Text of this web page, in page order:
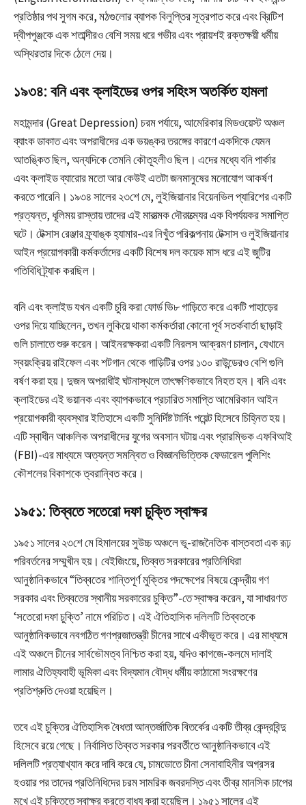
প্রতিষ্ঠার পথ সুগম করে, মঠগুলোর ব্যাপক বিলুপ্তির সূত্রপাত করে এবং ব্রিটিশ
দ্বীপপুঞ্জকে এক শতাব্দীরও বেশি সময় ধরে গভীর এবং প্রায়শই রক্তক্ষয়ী ধর্মীয়
অস্থিরতার দিকে ঠেলে দেয়।
১৯৩৪: বনি এবং ক্লাইডের ওপর সহিংস অতর্কিত হামলা
মহামন্দার (Great Depression) চরম পর্যায়ে, আমেরিকার মিডওয়েস্ট অঞ্চল
ব্যাংক ডাকাত এবং অপরাধীদের এক ভয়ঙ্কর তরঙ্গের কারণে একদিকে যেমন
আতঙ্কিত ছিল, অন্যদিকে তেমনি কৌতূহলীও ছিল। এদের মধ্যে বনি পার্কার
এবং ক্লাইড ব্যারোর মতো আর কেউই এতটা জনমানুষের মনোযোগ আকর্ষণ
করতে পারেনি। ১৯৩৪ সালের ২৩শে মে, লুইজিয়ানার বিয়েনভিল প্যারিশের একটি
প্রত্যন্ত, ধূলিময় রাস্তায় তাদের এই মারাত্মক দৌরাত্ম্যের এক বিপর্যয়কর সমাপ্তি
ঘটে। টেক্সাস রেঞ্জার ফ্র্যাঙ্ক হ্যামার-এর নিখুঁত পরিকল্পনায় টেক্সাস ও লুইজিয়ানার
আইন প্রয়োগকারী কর্মকর্তাদের একটি বিশেষ দল কয়েক মাস ধরে এই জুটির
গতিবিধি ট্র্যাক করছিল।
বনি এবং ক্লাইড যখন একটি চুরি করা ফোর্ড ভি৮ গাড়িতে করে একটি পাহাড়ের
ওপর দিয়ে যাচ্ছিলেন, তখন লুকিয়ে থাকা কর্মকর্তারা কোনো পূর্ব সতর্কবার্তা ছাড়াই
গুলি চালাতে শুরু করেন। আইনরক্ষকরা একটি নিরলস আক্রমণ চালান, যেখানে
স্বয়ংক্রিয় রাইফেল এবং শটগান থেকে গাড়িটির ওপর ১৩০ রাউন্ডেরও বেশি গুলি
বর্ষণ করা হয়। দুজন অপরাধীই ঘটনাস্থলে তাৎক্ষণিকভাবে নিহত হন। বনি এবং
ক্লাইডের এই ভয়ানক এবং ব্যাপকভাবে প্রচারিত সমাপ্তি আমেরিকান আইন
প্রয়োগকারী ব্যবস্থার ইতিহাসে একটি সুনির্দিষ্ট টার্নিং পয়েন্ট হিসেবে চিহ্নিত হয়।
এটি স্বাধীন আঞ্চলিক অপরাধীদের যুগের অবসান ঘটায় এবং প্রারম্ভিক এফবিআই
(FBI)-এর মাধ্যমে অত্যন্ত সমন্বিত ও বিজ্ঞানভিত্তিক ফেডারেল পুলিশিং
কৌশলের বিকাশকে ত্বরান্বিত করে।
১৯৫১: তিব্বতে সতেরো দফা চুক্তি স্বাক্ষর
১৯৫১ সালের ২৩শে মে হিমালয়ের সুউচ্চ অঞ্চলে ভূ-রাজনৈতিক বাস্তবতা এক রূঢ়
পরিবর্তনের সম্মুখীন হয়। বেইজিংয়ে, তিব্বত সরকারের প্রতিনিধিরা
আনুষ্ঠানিকভাবে “তিব্বতের শান্তিপূর্ণ মুক্তির পদক্ষেপের বিষয়ে কেন্দ্রীয় গণ
সরকার এবং তিব্বতের স্থানীয় সরকারের চুক্তি”-তে স্বাক্ষর করেন, যা সাধারণত
‘সতেরো দফা চুক্তি’ নামে পরিচিত। এই ঐতিহাসিক দলিলটি তিব্বতকে
আনুষ্ঠানিকভাবে নবগঠিত গণপ্রজাতন্ত্রী চীনের সাথে একীভূত করে। এর মাধ্যমে
এই অঞ্চলে চীনের সার্বভৌমত্ব নিশ্চিত করা হয়, যদিও কাগজে-কলমে দালাই
লামার ঐতিহ্যবাহী ভূমিকা এবং বিদ্যমান বৌদ্ধ ধর্মীয় কাঠামো সংরক্ষণের
প্রতিশ্রুতি দেওয়া হয়েছিল।
তবে এই চুক্তির ঐতিহাসিক বৈধতা আন্তর্জাতিক বিতর্কের একটি তীব্র কেন্দ্রবিন্দু
হিসেবে রয়ে গেছে। নির্বাসিত তিব্বত সরকার পরবর্তীতে আনুষ্ঠানিকভাবে এই
দলিলটি প্রত্যাখ্যান করে দাবি করে যে, চামডোতে চীনা সেনাবাহিনীর অগ্রসর
হওয়ার পর তাদের প্রতিনিধিদের চরম সামরিক জবরদস্তি এবং তীব্র মানসিক চাপের
মুখে এই চুক্তিতে স্বাক্ষর করতে বাধ্য করা হয়েছিল। ১৯৫১ সালের এই